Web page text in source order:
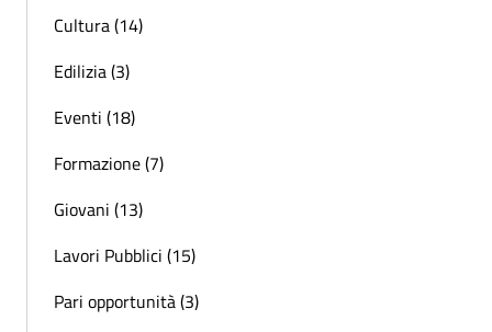
Cultura (14)
Edilizia (3)
Eventi (18)
Formazione (7)
Giovani (13)
Lavori Pubblici (15)
Pari opportunità (3)